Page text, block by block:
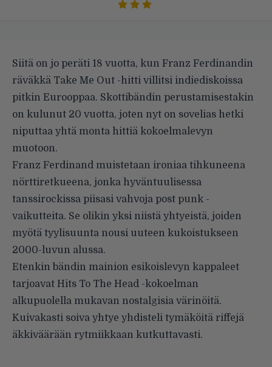
Siitä on jo peräti 18 vuotta, kun Franz Ferdinandin
räväkkä Take Me Out -hitti villitsi indiediskoissa
pitkin Eurooppaa. Skottibändin perustamisestakin
on kulunut 20 vuotta, joten nyt on sovelias hetki
niputtaa yhtä monta hittiä kokoelmalevyn
muotoon.
Franz Ferdinand muistetaan ironiaa tihkuneena
nörttiretkueena, jonka hyväntuulisessa
tanssirockissa piisasi vahvoja post punk -
vaikutteita. Se olikin yksi niistä yhtyeistä, joiden
myötä tyylisuunta nousi uuteen kukoistukseen
2000-luvun alussa.
Etenkin bändin mainion esikoislevyn kappaleet
tarjoavat Hits To The Head -kokoelman
alkupuolella mukavan nostalgisia värinöitä.
Kuivakasti soiva yhtye yhdisteli tymäköitä riffejä
äkkiväärään rytmiikkaan kutkuttavasti.